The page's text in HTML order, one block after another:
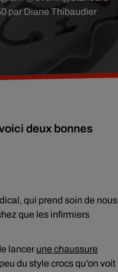
par Diane Thibaudier
deux bonnes
qui prend soin de nous
que les infirmiers
lancer une chaussure
du style crocs qu’on voit